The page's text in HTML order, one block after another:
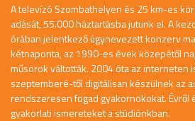
A televízó Szombathelyen és 25 km-es
adását, 55.000 háztartásba jutunk el. A
órában jelentkező úgynevezett konzerv
kétnaponta, az 1990-es évek közepétől
műsorok váltották. 2004 óta az interneten
szeptemberé-től digitálisan készülnek az
rendszeresen fogad gyakornokokat. Évről
gyakorlati ismereteket a stúdiónkban.